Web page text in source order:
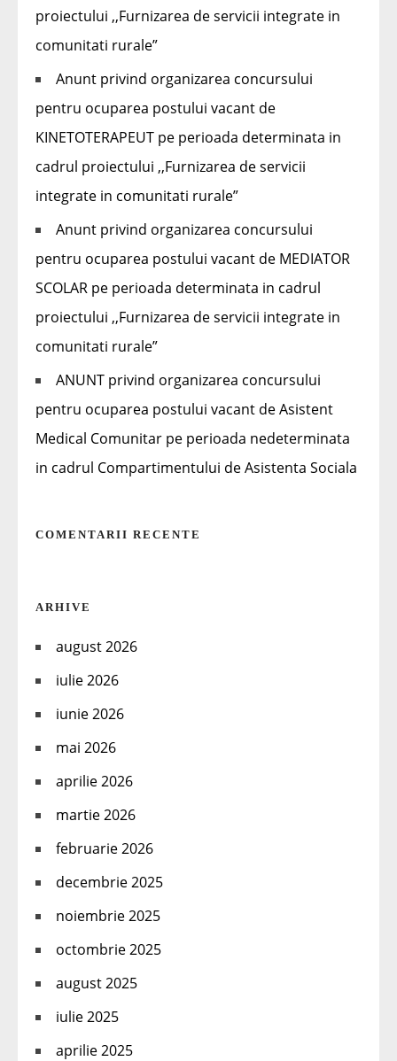
proiectului ,,Furnizarea de servicii integrate in
comunitati rurale”
Anunt privind organizarea concursului
pentru ocuparea postului vacant de
KINETOTERAPEUT pe perioada determinata in
cadrul proiectului ,,Furnizarea de servicii
integrate in comunitati rurale”
Anunt privind organizarea concursului
pentru ocuparea postului vacant de MEDIATOR
SCOLAR pe perioada determinata in cadrul
proiectului ,,Furnizarea de servicii integrate in
comunitati rurale”
ANUNT privind organizarea concursului
pentru ocuparea postului vacant de Asistent
Medical Comunitar pe perioada nedeterminata
in cadrul Compartimentului de Asistenta Sociala
COMENTARII RECENTE
ARHIVE
august 2026
iulie 2026
iunie 2026
mai 2026
aprilie 2026
martie 2026
februarie 2026
decembrie 2025
noiembrie 2025
octombrie 2025
august 2025
iulie 2025
aprilie 2025